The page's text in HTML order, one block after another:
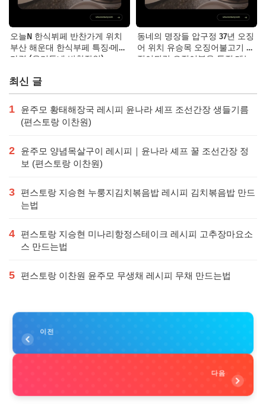
오늘N 한식뷔페 반찬가게 위치
부산 해운대 한식부페 특징·메뉴·
가격 (우리동네 반찬장인)
동네의 명장들 압구정 37년 오징
어 위치 유승목 오징어불고기 오
징어튀김 오징어볶음 특징·메뉴·
최신 글
1
윤주모 황태해장국 레시피 윤나라 셰프 조선간장 생들기름
(편스토랑 이찬원)
2
윤주모 양념목살구이 레시피｜윤나라 셰프 꿀 조선간장 정
보 (편스토랑 이찬원)
3
편스토랑 지승현 누룽지김치볶음밥 레시피 김치볶음밥 만드
는법
4
편스토랑 지승현 미나리항정스테이크 레시피 고추장마요소
스 만드는법
5 편스토랑 이찬원 윤주모 무생채 레시피 무채 만드는법
이전
다음